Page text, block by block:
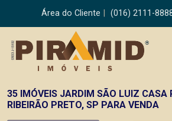
Área do Cliente (016) 2111-
35 IMÓVEIS JARDIM SÃO LUIZ CASA
RIBEIRÃO PRETO, SP PARA VENDA